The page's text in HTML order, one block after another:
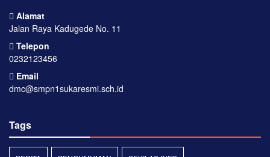
Alamat
Jalan Raya Kadugede No. 11
Telepon
0232123456
Email
dmc@smpn1sukaresmi.sch.id
Tags